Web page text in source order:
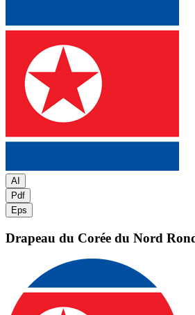
AI
Pdf
Eps
Drapeau du Corée du Nord